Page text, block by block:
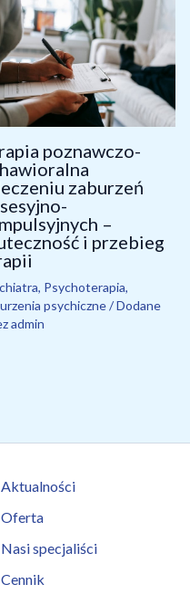
poznawczo-
zaburzeń
–
i przebieg
, Psychoterapia,
psychiczne/ Dodane
admin
Aktualności
Oferta
Nasi specjaliści
Cennik